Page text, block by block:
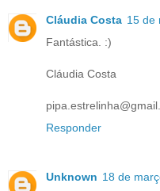
Cláudia Costa 15 de
Fantástica. :)
Cláudia Costa
Responder
Unknown 18 de